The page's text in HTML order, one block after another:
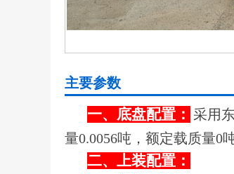
主要参数
一、底盘配置： 采用
量0.0056吨，额定载质量0
二、上装配置：